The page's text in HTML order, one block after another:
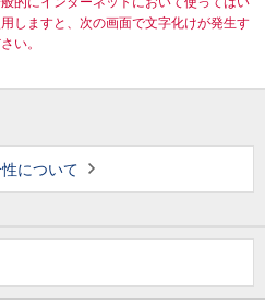
しますと、次の画面で文字化けが発生す
い。
について